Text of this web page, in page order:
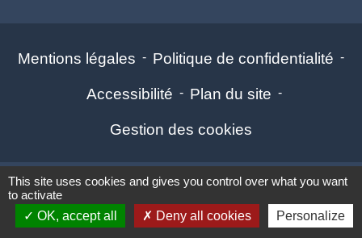
Mentions légales - Politique de confidentialité -
Accessibilité - Plan du site -
Gestion des cookies
This site uses cookies and gives you control over what you want
to activate
OK, accept all
Deny all cookies Personalize